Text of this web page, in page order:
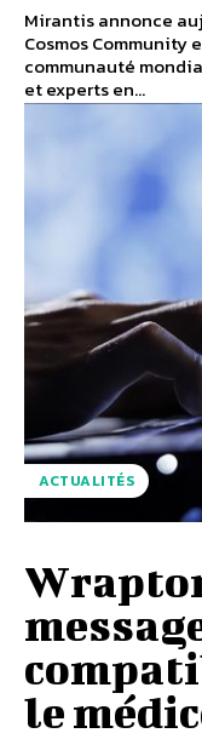
Mirantis annonce
Cosmos Community
communauté
et experts en...
ACTUALITÉS
le